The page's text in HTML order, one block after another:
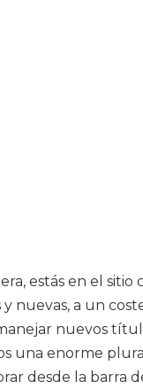
estás en el
nuevas, a un
nuevos
una enorme
desde la